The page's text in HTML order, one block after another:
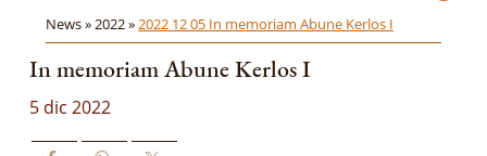
News »2022 »2022 12 05 In memoriam Abune Kerlos I
In memoriam Abune Kerlos I
5 dic 2022